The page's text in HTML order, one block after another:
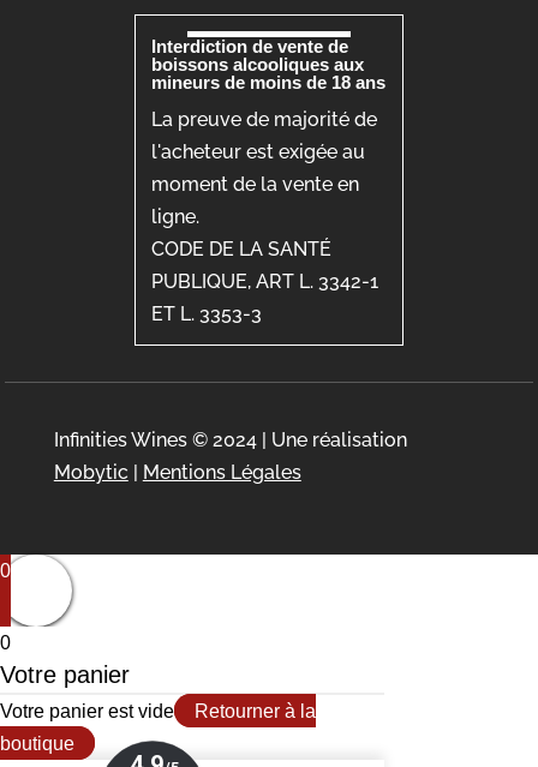
Interdiction de vente de
boissons alcooliques aux
mineurs de moins de 18 ans
La preuve de majorité de
l'acheteur est exigée au
moment de la vente en
ligne.
CODE DE LA SANTÉ
PUBLIQUE, ART L. 3342-1
ET L. 3353-3
Infinities Wines © 2024 | Une réalisation
Mobytic | Mentions Légales
0
0
Votre panier
Votre panier est vide
Retourner à la
boutique